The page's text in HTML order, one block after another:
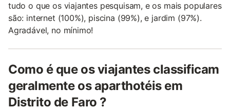
tudo o que os viajantes pesquisam, e os mais populares
são: internet (100%), piscina (99%), e jardim (97%).
Agradável, no mínimo!
Como é que os viajantes classificam
geralmente os aparthotéis em
Distrito de Faro ?